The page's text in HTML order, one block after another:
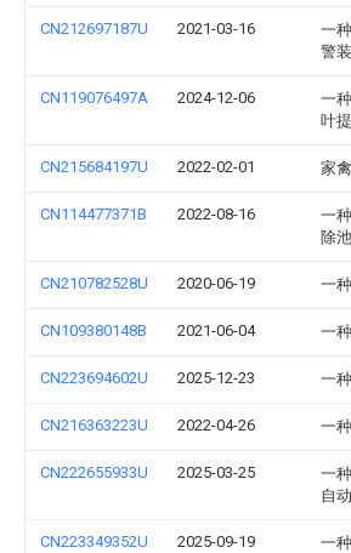
CN212697187U 2021-03-16
一
警
CN119076497A 2024-12-06
一
叶
CN215684197U 2022-02-01 家
CN114477371B 2022-08-16
一
除池
CN210782528U 2020-06-19 一
CN109380148B 2021-06-04 一
CN223694602U 2025-12-23 一
CN216363223U 2022-04-26 一
CN222655933U 2025-03-25
一
自
CN223349352U 2025-09-19
一